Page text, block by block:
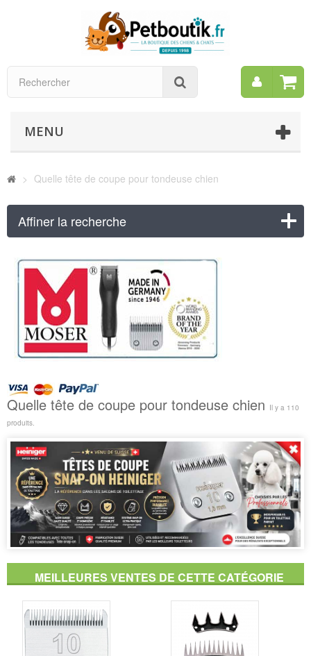
Mon
MENU
> Quelle tête de coupe pour tondeuse chien
Affiner la recherche
Quelle tête de coupe pour tondeuse chien Il y a 110
produits.
MEILLEURES VENTES DE CETTE CATÉGORIE